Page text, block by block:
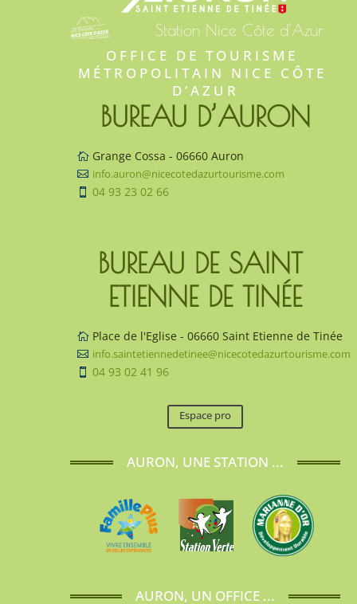
Station Nice Côte d'Azur
OFFICE DE TOURISME
MÉTROPOLITAIN NICE CÔTE
D’AZUR
BUREAU D’AURON
 Grange Cossa - 06660 Auron
 info.auron@nicecotedazurtourisme.com
 04 93 23 02 66
BUREAU DE SAINT
ETIENNE DE TINÉE
 Place de l'Eglise - 06660 Saint Etienne de Tinée
 info.saintetiennedetinee@nicecotedazurtourisme.com
 04 93 02 41 96
Espace pro
AURON, UNE STATION ...
AURON, UN OFFICE ...